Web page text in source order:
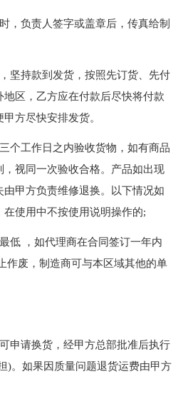
负责人签字或盖章后，传真给制
持款到发货，按照先订货、先付
区，乙方应在付款后尽快将付款
方尽快安排发货。
工作日之内验收货物，如有商品
视同一次验收合格。产品如出现
甲方负责维修退换。以下情况如
使用中不按使用说明操作的;
，如代理商在合同签订一年内
作废，制造商可与本区域其他的单
请换货，经甲方总部批准后执行
)。如果因质量问题退货运费由甲方